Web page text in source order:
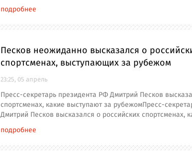
подробнее
Песков неожиданно высказался о
спортсменах, выступающих за рубежом
23:25, 05 апрель
Пресс-секретарь президента РФ Дмитрий Песков
спортсменах, какие выступают за рубежомПресс-
Дмитрий Песков высказался о российских спортсменах,
подробнее